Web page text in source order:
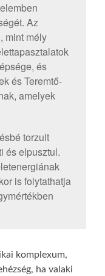
Az
mint mély
és
és Teremtő-
amelyek
torzult
és elpusztul.
is folytathatja
komplexum,
ha valaki